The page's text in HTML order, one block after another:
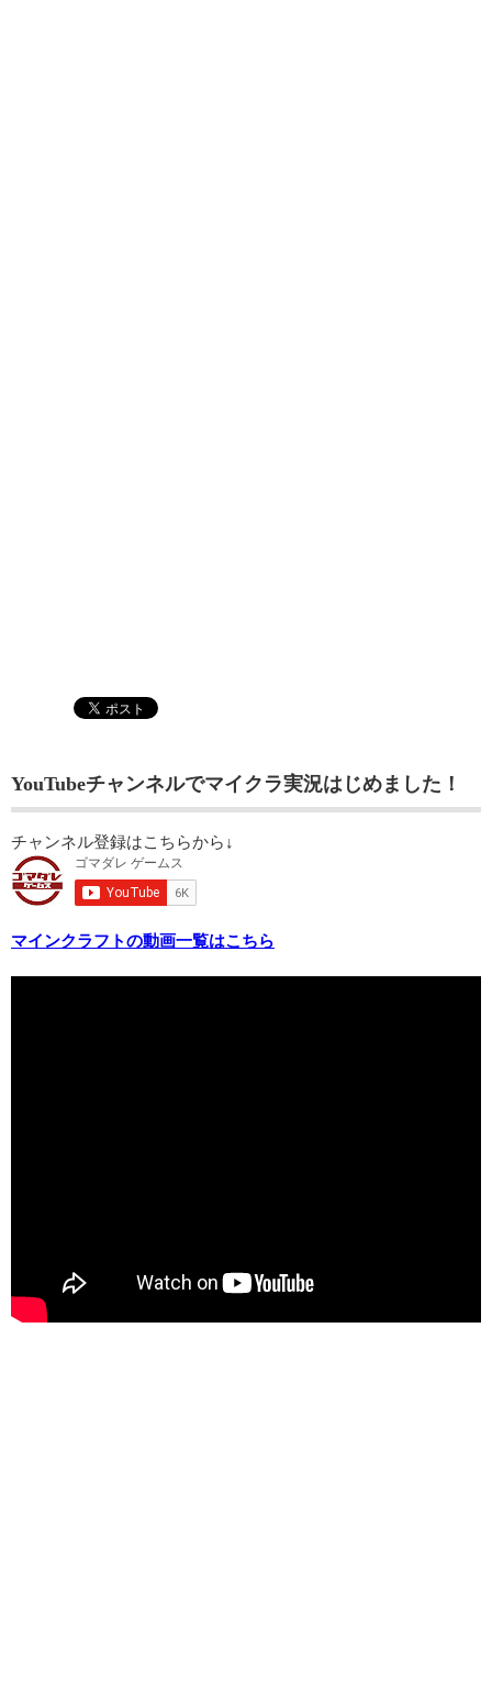
YouTubeチャンネルでマイクラ実況はじめました！
チャンネル登録はこちらから↓
マインクラフトの動画一覧はこちら